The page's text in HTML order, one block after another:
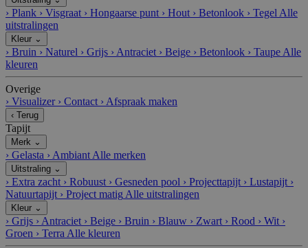
› Plank › Visgraat › Hongaarse punt › Hout › Betonlook › Tegel Alle
uitstralingen
Kleur ⌄
› Bruin › Naturel › Grijs › Antraciet › Beige › Betonlook › Taupe Alle
kleuren
Overige
› Visualizer › Contact › Afspraak maken
‹ Terug
Tapijt
Merk ⌄
› Gelasta › Ambiant Alle merken
Uitstraling ⌄
› Extra zacht › Robuust › Gesneden pool › Projecttapijt › Lustapijt ›
Natuurtapijt › Project matig Alle uitstralingen
Kleur ⌄
› Grijs › Antraciet › Beige › Bruin › Blauw › Zwart › Rood › Wit ›
Groen › Terra Alle kleuren